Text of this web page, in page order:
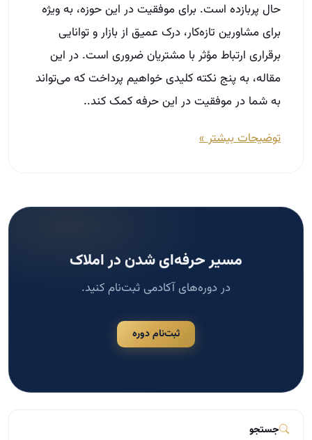
حال پربازده است. برای موفقیت در این حوزه، به ویژه
برای مشاورین تازه‌کار، درک عمیق از بازار و توانایی
برقراری ارتباط مؤثر با مشتریان ضروری است. در این
مقاله، به پنج نکته کلیدی خواهیم پرداخت که می‌تواند
به شما در موفقیت در این حرفه کمک کند..
توضیحات بیشتر »
مسیر حرفه‌ای شدن در املاک
در دوره‌های آکادمی ثبت‌نام کنید.
ثبت‌نام دوره
جستجو